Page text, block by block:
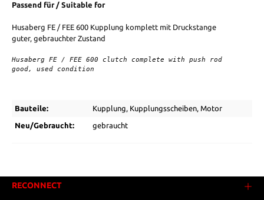
Passend für / Suitable for
Husaberg FE / FEE 600 Kupplung komplett mit Druckstange
guter, gebrauchter Zustand
Husaberg FE / FEE 600 clutch complete with push rod
good, used condition
Bauteile: Kupplung, Kupplungsscheiben, Motor
Neu/Gebraucht: gebraucht
RECONNECT